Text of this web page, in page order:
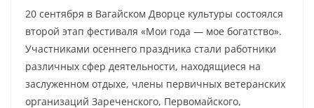
20 сентября в Вагайском Дворце культуры состоялся
второй этап фестиваля «Мои года — мое богатство».
Участниками осеннего праздника стали работники
различных сфер деятельности, находящиеся на
заслуженном отдыхе, члены первичных ветеранских
организаций Зареченского, Первомайского,